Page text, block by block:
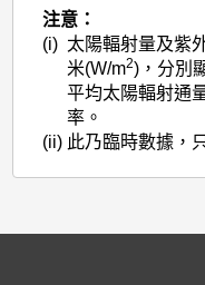
注意：
(i) 太陽輻射量及紫
米(W/m2)，分別
平均太陽輻射通
率。
(ii) 此乃臨時數據，